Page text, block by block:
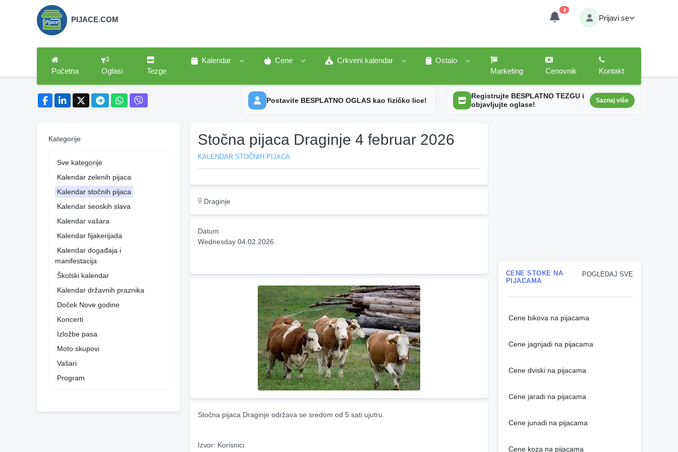
PIJACE.COM
4
Prijavi se
Početna Oglasi Tezge
Kalendar Cene Crkveni kalendar
Ostalo
Marketing
Cenovnik Kontakt
Postavite BESPLATNO OGLAS kao fizičko lice!
Registrujte BESPLATNO TEZGU i
objavljujte oglase!
Saznaj više
Kategorije
Sve kategorije
Kalendar zelenih pijaca
Kalendar stočnih pijaca
Kalendar seoskih slava
Kalendar vašara
Kalendar fijakerijada
Kalendar događaja i
manifestacija
Školski kalendar
Kalendar državnih praznika
Doček Nove godine
Koncerti
Izložbe pasa
Moto skupovi
Vašari
Program
Stočna pijaca Draginje 4 februar 2026
KALENDAR STOČNIH PIJACA
Draginje
Datum
Wednesday 04.02.2026.
Stočna pijaca Draginje održava se sredom od 5 sati ujutru.
Izvor: Korisnici
POGLEDAJ SVE
CENE STOKE NA
PIJACAMA
Cene bikova na pijacama
Cene jagnjadi na pijacama
Cene dviski na pijacama
Cene jaradi na pijacama
Cene junadi na pijacama
Cene koza na pijacama